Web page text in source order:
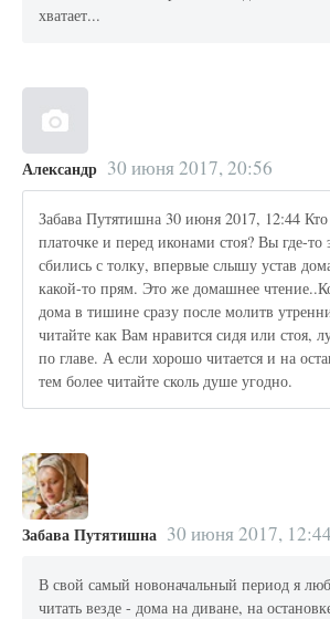
хватает...
Александр 30 июня 2017, 20:56
Забава Путятишна 30 июня 2017, 12:44 Кто
платочке и перед иконами стоя? Вы где-то
сбились с толку, впервые слышу устав
какой-то прям. Это же домашнее
дома в тишине сразу после молитв
читайте как Вам нравится сидя или стоя,
по главе. А если хорошо читается и на
тем более читайте сколь душе угодно.
Забава Путятишна 30 июня 2017, 12:44
В свой самый новоначальный период я
читать везде - дома на диване, на